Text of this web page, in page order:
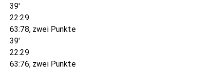
39'
22:29
63:78, zwei Punkte
39'
22:29
63:76, zwei Punkte